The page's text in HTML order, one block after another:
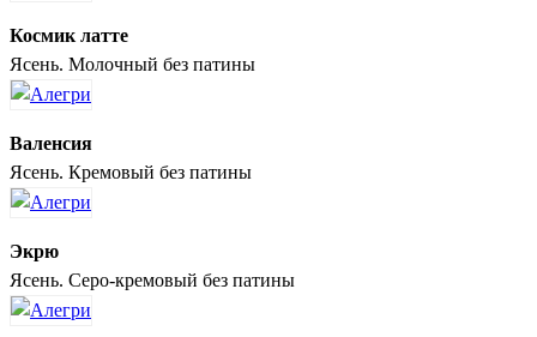
Космик латте
Ясень. Молочный без патины
Валенсия
Ясень. Кремовый без патины
Экрю
Ясень. Серо-кремовый без патины